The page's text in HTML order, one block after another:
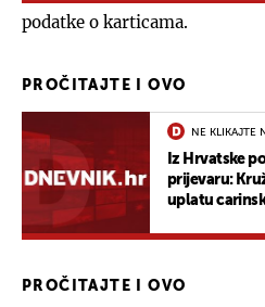
podatke o karticama.
PROČITAJTE I OVO
NE KLIKAJTE
Iz Hrvatske
prijevaru:
uplatu
PROČITAJTE I OVO